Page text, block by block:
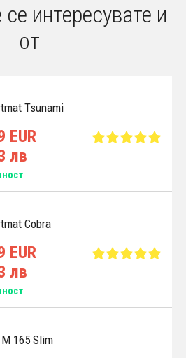
интересувате и
от
Tsunami
EUR
лв
Cobra
EUR
лв
165 Slim